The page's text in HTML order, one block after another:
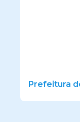
Prefeitura